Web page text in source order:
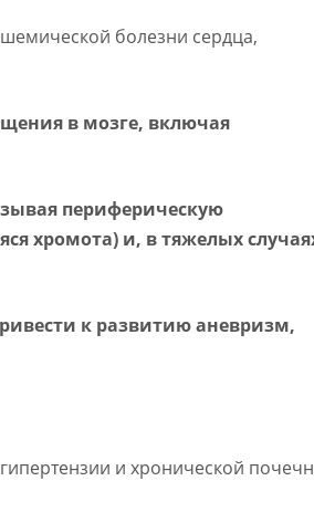
болезни сердца,
в мозге, включая
периферическую
хромота) и, в тяжелых
к развитию аневризм,
и хронической